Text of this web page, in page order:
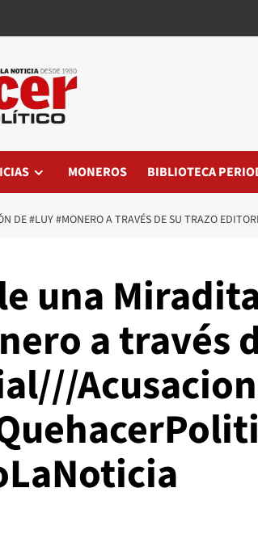
MONEROS BIBLIOTECA
DE #LUY #MONERO A TRAVÉS DE SU TRAZO
una
a través